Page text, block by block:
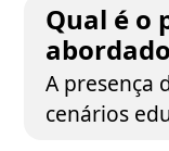
Qual é o
A presença
cenários